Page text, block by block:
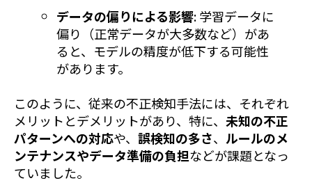
データの偏りによる影響: 学習データに
偏り（正常データが大多数など）があ
ると、モデルの精度が低下する可能性
があります。
このように、従来の不正検知手法には、それぞれ
メリットとデメリットがあり、特に、 未知の不正
パターンへの対応や、 誤検知の多さ、 ルールのメ
ンテナンスやデータ準備の負担などが課題となっ
ていました。